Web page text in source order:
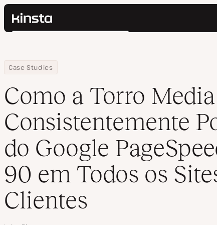
Kinsta®
Preços
Contato
Pesquisar
Home
Empresa
Case Studies
Como a Torro Media Alcança Consistentemente Pontuações
Como a Torro
Consistentemente
do Google
90 em Todos os
Clientes